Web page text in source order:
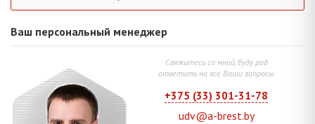
Ваш персональный менеджер
Свяжитесь со мной, буду рад
ответить на все Ваши вопросы
+375 (33) 301-31-78
udv@a-brest.by